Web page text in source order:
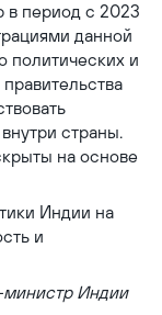
в период с 2023
данной
политических и
страны.
на основе
Индии